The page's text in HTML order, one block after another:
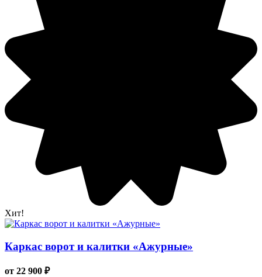
Хит!
Каркас ворот и калитки «Ажурные»
от 22 900 ₽